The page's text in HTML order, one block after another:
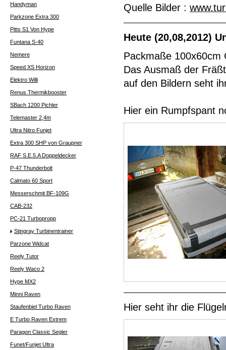
Quelle Bilder :
Heute (20,08,2012)
Packmaße 100x60cm
Das Ausmaß der
auf den Bildern seht
Hier ein Rumpfspant
Hier seht ihr die
Handyman
Parkzone Extra 300
Pitts S1 Von Hype
Funtana S-40
Nemere
Speed XS Horizon
Elektro Willi
Renus Thermikbooster
SBach 1200 Pichler
Telemaster 2,4m
Ultra Nitro Funjet
Extra 300 SHP von Graupner
RAF S.E.5.A Doppeldecker
P-47 Thunderbolt
Calmato 60 Sport
Messerschmit BF-109G
CAB-232
PC-21 Turbopropp
Stingray Turbinentrainer
Parzone Widcat
Reely Tutor
Reely Waco 2
Hype MX2
Minni Raven
Staufenbiel Turbo Raven
E Turbo Raven Extrem
Paragon Classic Segler
Funet/Funjet Ultra